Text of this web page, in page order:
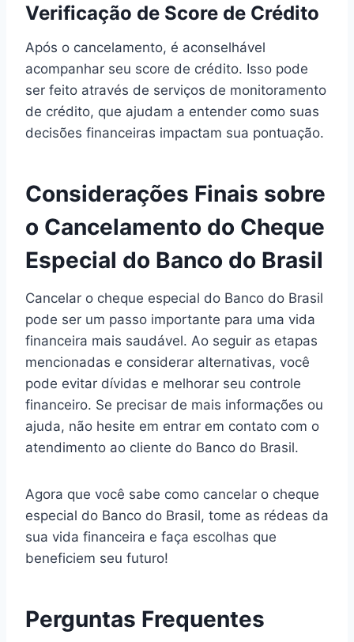
Verificação de Score de Crédito
Após o cancelamento, é aconselhável
acompanhar seu score de crédito. Isso pode
ser feito através de serviços de monitoramento
de crédito, que ajudam a entender como suas
decisões financeiras impactam sua pontuação.
Considerações Finais sobre
o Cancelamento do Cheque
Especial do Banco do Brasil
Cancelar o cheque especial do Banco do Brasil
pode ser um passo importante para uma vida
financeira mais saudável. Ao seguir as etapas
mencionadas e considerar alternativas, você
pode evitar dívidas e melhorar seu controle
financeiro. Se precisar de mais informações ou
ajuda, não hesite em entrar em contato com o
atendimento ao cliente do Banco do Brasil.
Agora que você sabe como cancelar o cheque
especial do Banco do Brasil, tome as rédeas da
sua vida financeira e faça escolhas que
beneficiem seu futuro!
Perguntas Frequentes